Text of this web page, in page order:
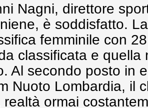
Nagni, direttore
è soddisfatto.
femminile con
classificata e quella
Al secondo posto in
Nuoto Lombardia, il
realtà ormai